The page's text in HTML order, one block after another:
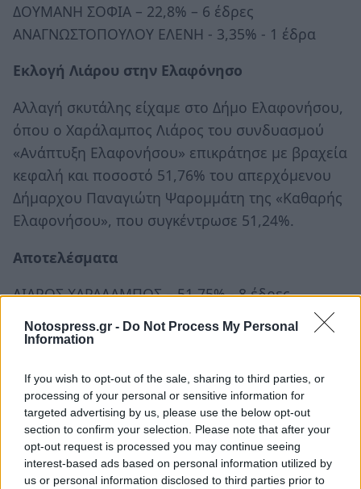
Notospress.gr - Do Not Process My Personal
Information
If you wish to opt-out of the sale, sharing to third parties, or
processing of your personal or sensitive information for
targeted advertising by us, please use the below opt-out
section to confirm your selection. Please note that after your
opt-out request is processed you may continue seeing
interest-based ads based on personal information utilized by
us or personal information disclosed to third parties prior to
ΔΟΥΜΑΝΗ ΣΟΦΙΑ – 22,8% – 6 έδρες
ΑΝΑΓΝΩΣΤΟΠΟΥΛΟΥ ΕΛΕΝΗ - 3,35% - 1 έδρα
Εκλογή Λιάρου στην Ελαφόνησο
Αλλαγή σκυτάλης είχαμε στο Δήμο Ελαφονήσου,
όπου ο Χαράλαμπος Λιάρος του συνδυασμού
«Ανάπτυξη Ελαφονήσου» επικράτησε με βραχεία
κεφαλή και ποσοστό 51,76% του απερχόμενου
Δήμαρχου Παναγιώτη Ψαρομμάτη της «Καθαρής
Ελαφονήσου», που συγκέντρωσε 51,24%.
Αποτελέσματα
ΛΙΑΡΟΣ ΧΑΡΑΛΑΜΠΟΣ – 51,75% - 8 έδρες
ΨΑΡΟΜΜΑΤΗΣ ΠΑΝΑΓΙΩΤΗΣ – 48,24% - 5 έδρες
TAGS: ΑΥΤΟΔΙΟΙΚΗΣΗ